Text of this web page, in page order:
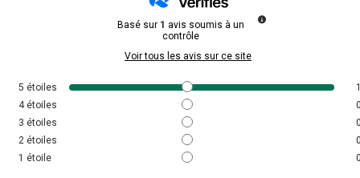
Basé sur 1 avis soumis à un
contrôle
Voir tous les avis sur ce site
5 étoiles
4 étoiles
3 étoiles
2 étoiles
1 étoile